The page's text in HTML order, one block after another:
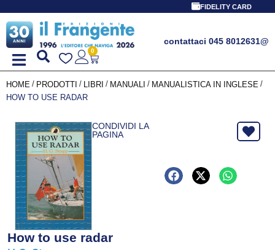
FIDELITY CARD
contattaci 045 8012631@
0
HOME / PRODOTTI / LIBRI / MANUALI / MANUALISTICA IN INGLESE /
HOW TO USE RADAR
CONDIVIDI LA
PAGINA
How to use radar